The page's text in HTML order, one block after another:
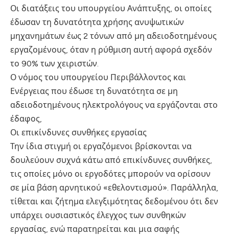
Οι διατάξεις του υπουργείου Ανάπτυξης, οι οποίες
έδωσαν τη δυνατότητα χρήσης ανυψωτικών
μηχανημάτων έως 2 τόνων από μη αδειοδοτημένους
εργαζομένους, όταν η ρύθμιση αυτή αφορά σχεδόν
το 90% των χειριστών.
Ο νόμος του υπουργείου Περιβάλλοντος και
Ενέργειας που έδωσε τη δυνατότητα σε μη
αδειοδοτημένους ηλεκτρολόγους να εργάζονται στο
έδαφος,
Οι επικίνδυνες συνθήκες εργασίας
Την ίδια στιγμή οι εργαζόμενοι βρίσκονται να
δουλεύουν συχνά κάτω από επικίνδυνες συνθήκες,
τις οποίες μόνο οι εργοδότες μπορούν να ορίσουν
σε μία βάση αρνητικού «εθελοντισμού». Παράλληλα,
τίθεται και ζήτημα ελεγξιμότητας δεδομένου ότι δεν
υπάρχει ουσιαστικός έλεγχος των συνθηκών
εργασίας, ενώ παρατηρείται και μια σαφής